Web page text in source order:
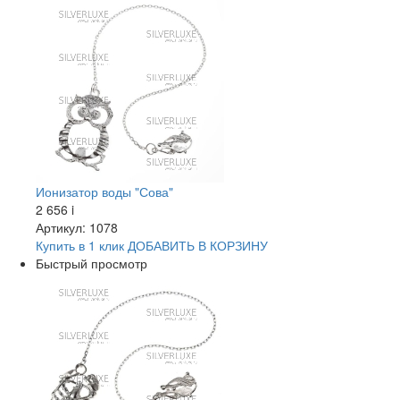
Ионизатор воды "Сова"
2 656 i
Артикул: 1078
Купить в 1 клик ДОБАВИТЬ В КОРЗИНУ
Быстрый просмотр